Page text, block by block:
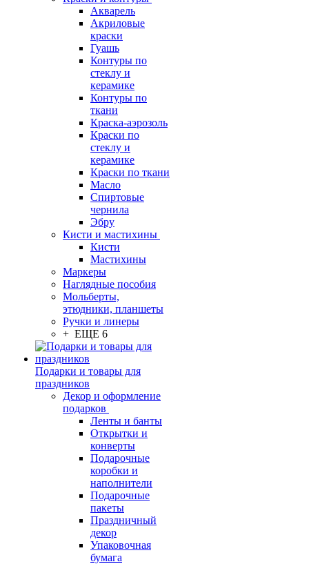
Акварель
Акриловые
краски
Гуашь
Контуры по
стеклу и
керамике
Контуры по
ткани
Краска-аэрозоль
Краски по
стеклу и
керамике
Краски по ткани
Масло
Спиртовые
чернила
Эбру
Кисти и мастихины
Кисти
Мастихины
Маркеры
Наглядные пособия
Мольберты,
этюдники, планшеты
Ручки и линеры
+ ЕЩЕ 6
Подарки и товары для
праздников
Декор и оформление
подарков
Ленты и банты
Открытки и
конверты
Подарочные
коробки и
наполнители
Подарочные
пакеты
Праздничный
декор
Упаковочная
бумага